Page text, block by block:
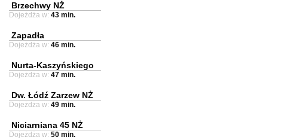
Brzechwy NŻ
Dojeżdża w: 43 min.
Zapadła
Dojeżdża w: 46 min.
Nurta-Kaszyńskiego
Dojeżdża w: 47 min.
Dw. Łódź Zarzew NŻ
Dojeżdża w: 49 min.
Niciarniana 45 NŻ
Dojeżdża w: 50 min.